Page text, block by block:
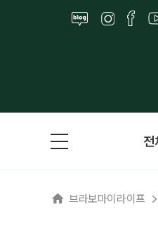
브라보마이라이프